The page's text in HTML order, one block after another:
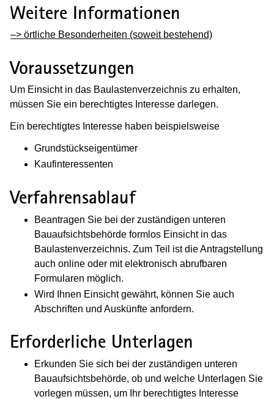
Weitere Informationen
–> örtliche Besonderheiten (soweit bestehend)
Voraussetzungen
Um Einsicht in das Baulastenverzeichnis zu erhalten,
müssen Sie ein berechtigtes Interesse darlegen.
Ein berechtigtes Interesse haben beispielsweise
Grundstückseigentümer
Kaufinteressenten
Verfahrensablauf
Beantragen Sie bei der zuständigen unteren
Bauaufsichtsbehörde formlos Einsicht in das
Baulastenverzeichnis. Zum Teil ist die Antragstellung
auch online oder mit elektronisch abrufbaren
Formularen möglich.
Wird Ihnen Einsicht gewährt, können Sie auch
Abschriften und Auskünfte anfordern.
Erforderliche Unterlagen
Erkunden Sie sich bei der zuständigen unteren
Bauaufsichtsbehörde, ob und welche Unterlagen Sie
vorlegen müssen, um Ihr berechtigtes Interesse